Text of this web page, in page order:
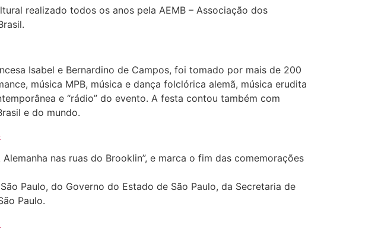
realizado todos os anos pela AEMB – Associação dos
Isabel e Bernardino de Campos, foi tomado por mais de 200
música MPB, música e dança folclórica alemã, música erudita
e “rádio” do evento. A festa contou também com
e do mundo.
nas ruas do Brooklin”, e marca o fim das comemorações
Paulo, do Governo do Estado de São Paulo, da Secretaria de
Paulo.